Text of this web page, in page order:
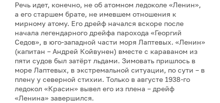
Речь идет, конечно, не об атомном ледоколе «Ленин»,
а его старшем брате, не имевшем отношения к
мирному атому. Его дрейф начался вскоре после
начала легендарного дрейфа парохода «Георгий
Седов», в юго-западной части моря Лаптевых. «Ленин»
(капитан – Андрей Койвунен) вместе с караваном из
пяти судов был затёрт льдами. Зимовать пришлось в
море Лаптевых, в экстремальной ситуации, по сути – в
плену у северной стихии. Только в августе 1938-го
ледокол «Красин» вывел его из плена – дрейф
«Ленина» завершился.